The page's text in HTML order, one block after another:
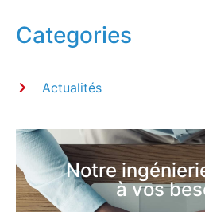
Categories
Actualités
Notre
à vos